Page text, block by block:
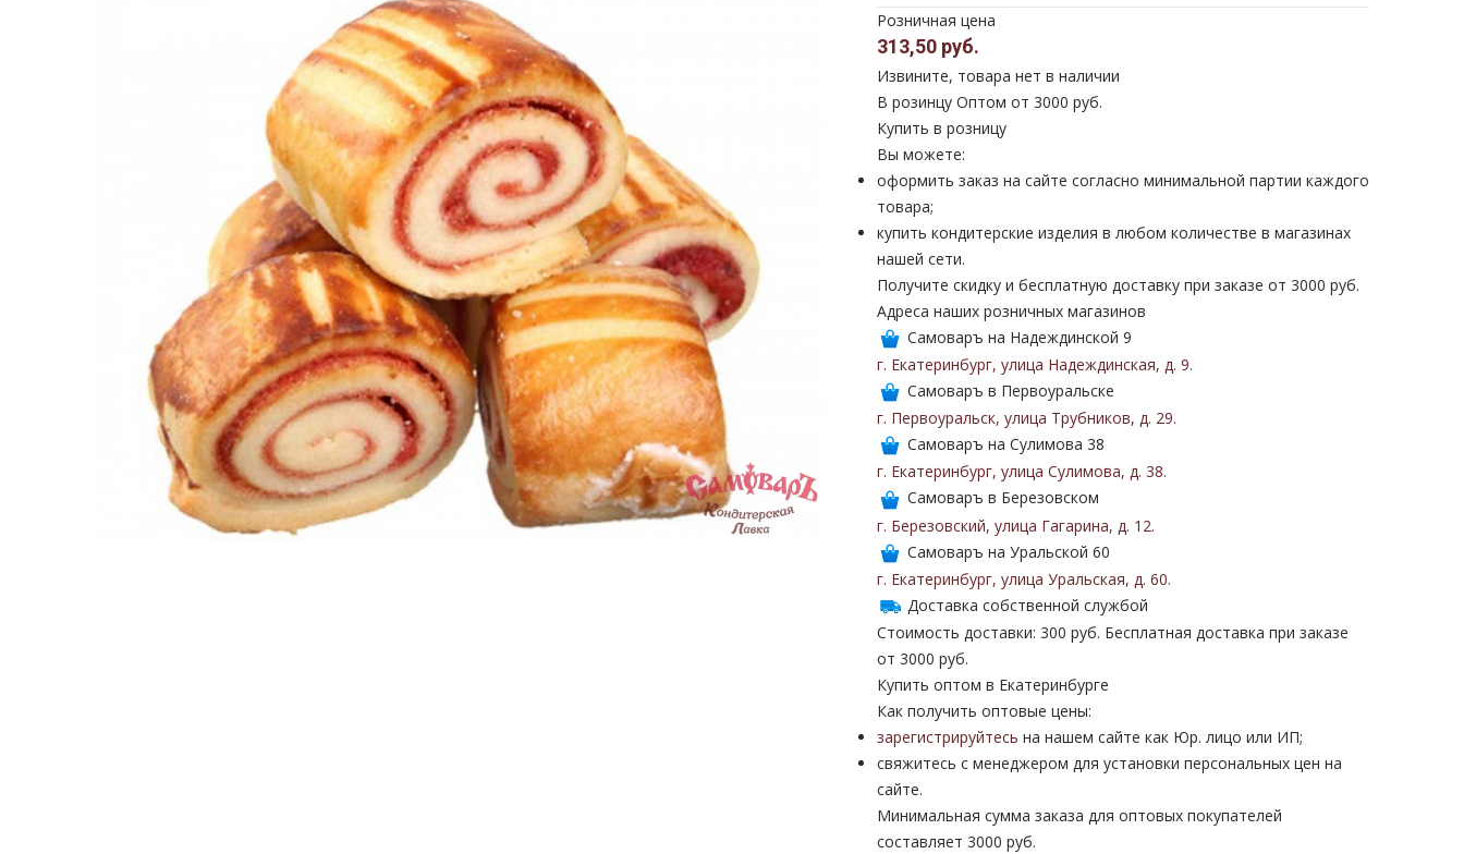
Розничная цена
313,50 руб.
Извините, товара нет в наличии
В розинцу Оптом от 3000 руб.
Купить в розницу
Вы можете:
оформить заказ на сайте согласно минимальной партии каждого
товара;
купить кондитерские изделия в любом количестве в магазинах
нашей сети.
Получите скидку и бесплатную доставку при заказе от 3000 руб.
Адреса наших розничных магазинов
Самоваръ на Надеждинской 9
г. Екатеринбург, улица Надеждинская, д. 9.
Самоваръ в Первоуральске
г. Первоуральск, улица Трубников, д. 29.
Самоваръ на Сулимова 38
г. Екатеринбург, улица Сулимова, д. 38.
Самоваръ в Березовском
г. Березовский, улица Гагарина, д. 12.
Самоваръ на Уральской 60
г. Екатеринбург, улица Уральская, д. 60.
Доставка собственной службой
Стоимость доставки: 300 руб. Бесплатная доставка при заказе
от 3000 руб.
Купить оптом в Екатеринбурге
Как получить оптовые цены:
зарегистрируйтесь на нашем сайте как Юр. лицо или ИП;
свяжитесь с менеджером для установки персональных цен на
сайте.
Минимальная сумма заказа для оптовых покупателей
составляет 3000 руб.